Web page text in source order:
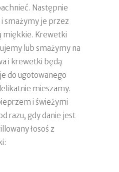
Następnie
smażymy je przez
miękkie. Krewetki
lub smażymy na
i krewetki będą
do ugotowanego
mieszamy.
i świeżymi
razu, gdy danie jest
łosoś z